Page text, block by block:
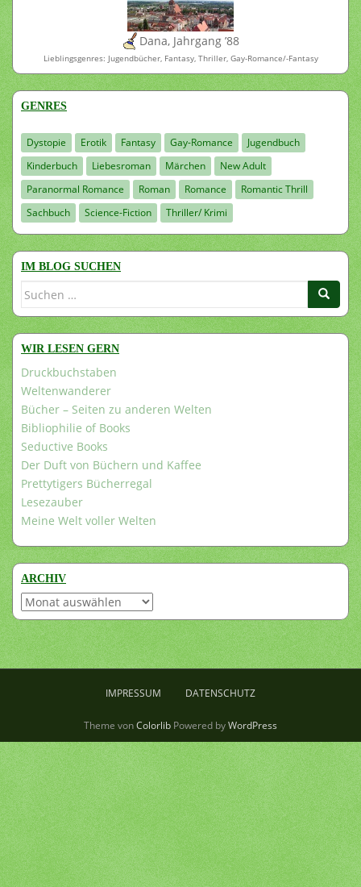
Dana, Jahrgang ’88
Lieblingsgenres: Jugendbücher, Fantasy, Thriller, Gay-Romance/-Fantasy
GENRES
Dystopie Erotik Fantasy Gay-Romance
Jugendbuch
Kinderbuch
Liebesroman Märchen
New Adult
Paranormal Romance
Roman Romance
Romantic Thrill
Sachbuch
Science-Fiction Thriller/ Krimi
IM BLOG SUCHEN
Suchen
WIR LESEN GERN
Druckbuchstaben
Weltenwanderer
Bücher – Seiten zu anderen Welten
Bibliophilie of Books
Seductive Books
Der Duft von Büchern und Kaffee
Prettytigers Bücherregal
Lesezauber
Meine Welt voller Welten
ARCHIV
Archiv
IMPRESSUM DATENSCHUTZ
Theme vonColorlib Powered byWordPress